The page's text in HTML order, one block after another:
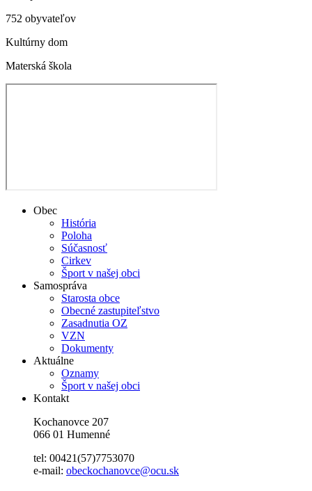
752 obyvateľov
Kultúrny dom
Materská škola
Obec
História
Poloha
Súčasnosť
Cirkev
Šport v našej obci
Samospráva
Starosta obce
Obecné zastupiteľstvo
Zasadnutia OZ
VZN
Dokumenty
Aktuálne
Oznamy
Šport v našej obci
Kontakt
Kochanovce 207
066 01 Humenné
tel: 00421(57)7753070
e-mail: obeckochanovce@ocu.sk